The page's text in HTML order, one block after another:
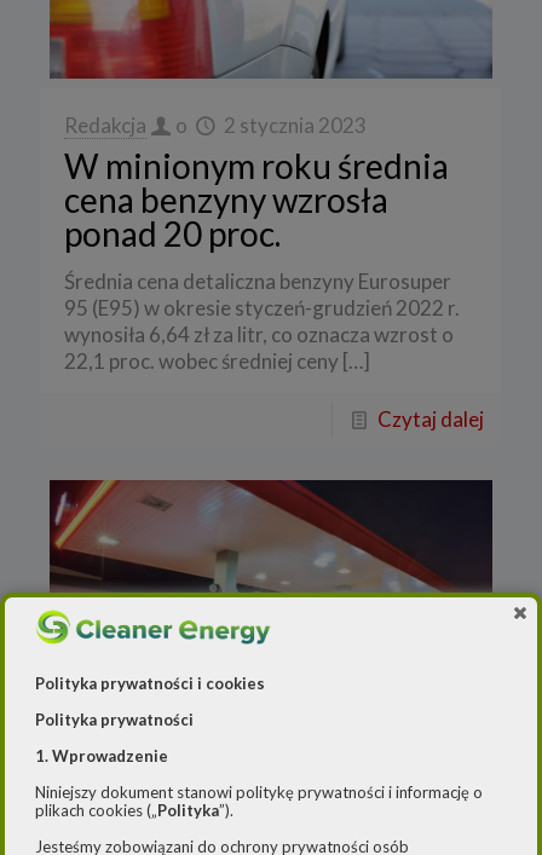
Redakcja o 2 stycznia 2023
W minionym roku średnia
cena benzyny wzrosła
ponad 20 proc.
Średnia cena detaliczna benzyny Eurosuper
95 (E95) w okresie styczeń-grudzień 2022 r.
wynosiła 6,64 zł za litr, co oznacza wzrost o
22,1 proc. wobec średniej ceny […]
Czytaj dalej
Redakcja
W przyszłym roku będą
wyższe stawki opłaty
Polityka prywatności i cookies
Polityka prywatności
1. Wprowadzenie
Niniejszy dokument stanowi politykę prywatności i informację o
plikach cookies („Polityka”).
Jesteśmy zobowiązani do ochrony prywatności osób